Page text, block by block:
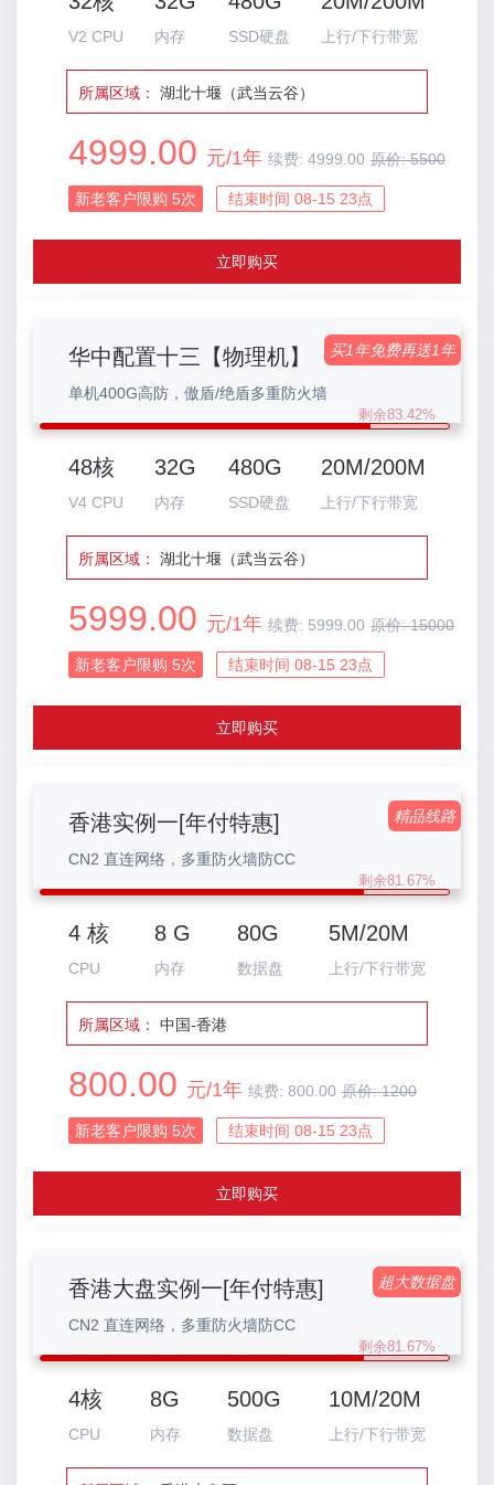
V2 CPU 内存 SSD硬盘 上行/下行带宽
所属区域： 湖北十堰（武当云谷）
4999.00 元/1年 续费: 4999.00 原价:5500
新老客户限购 5次 结束时间 08-15 23点
立即购买
华中配置十三【物理机】
单机400G高防，傲盾/绝盾多重防火墙
买1年免费再送1年
剩余83.42%
48核
V4 CPU
32G
内存
480G
SSD硬盘
20M/200M
上行/下行带宽
所属区域： 湖北十堰（武当云谷）
5999.00 元/1年 续费: 5999.00 原价:15000
新老客户限购 5次 结束时间 08-15 23点
立即购买
香港实例一[年付特惠]
CN2 直连网络，多重防火墙防CC
精品线路
剩余81.67%
4 核
CPU
8 G
内存
80G
数据盘
5M/20M
上行/下行带宽
所属区域： 中国-香港
800.00 元/1年 续费: 800.00 原价:1200
新老客户限购 5次 结束时间 08-15 23点
立即购买
香港大盘实例一[年付特惠]
CN2 直连网络，多重防火墙防CC
超大数据盘
剩余81.67%
4核
CPU
8G
内存
500G
数据盘
10M/20M
上行/下行带宽